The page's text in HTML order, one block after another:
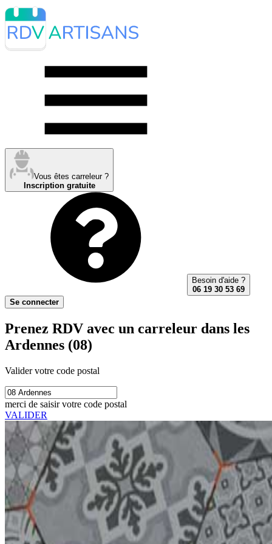
Vous êtes carreleur ?
Inscription gratuite
Besoin d'aide ?
06 19 30 53 69
Se connecter
Prenez RDV avec un carreleur dans les
Ardennes (08)
Valider votre code postal
merci de saisir votre code postal
VALIDER